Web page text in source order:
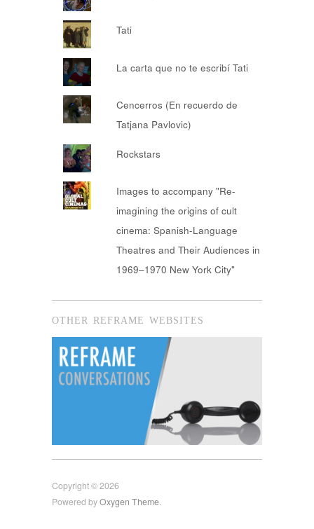
Tati
La carta que no te escribí Tati
Cencerros (En recuerdo de
Tatjana Pavlovic)
Rockstars
Images to accompany "Re-
imagining the origins of cult
cinema: Spanish-Language
Theatres and Their Audiences in
1969–1970 New York City"
OTHER REFRAME WEBSITES
Copyright © 2026
Powered byOxygen Theme.